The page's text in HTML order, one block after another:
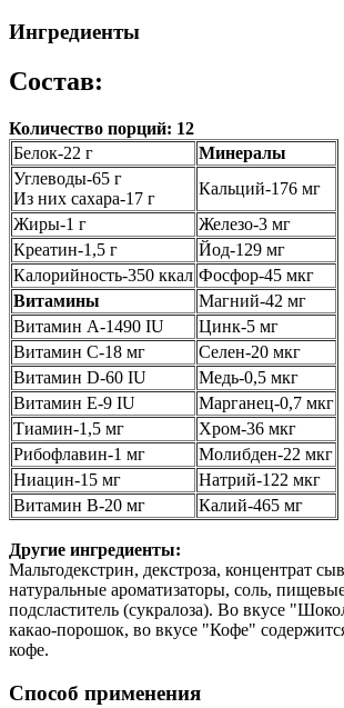
Ингредиенты
Состав:
Количество порций: 12
Белок-22 г
Минералы
Углеводы-65 г
Из них сахара-17 г
Кальций-176 мг
Жиры-1 г
Железо-3 мг
Креатин-1,5 г
Йод-129 мг
Калорийность-350 ккал Фосфор-45 мкг
Витамины
Магний-42 мг
Витамин А-1490 IU
Цинк-5 мг
Витамин С-18 мг
Селен-20 мкг
Витамин D-60 IU
Медь-0,5 мкг
Витамин E-9 IU
Марганец-0,7 мкг
Тиамин-1,5 мг
Хром-36 мкг
Рибофлавин-1 мг
Молибден-22 мкг
Ниацин-15 мг
Натрий-122 мкг
Витамин B-20 мг
Калий-465 мг
Другие ингредиенты:
Мальтодекстрин, декстроза, концентрат
натуральные ароматизаторы, соль,
подсластитель (сукралоза). Во вкусе
какао-порошок, во вкусе "Кофе"
кофе.
Способ применения